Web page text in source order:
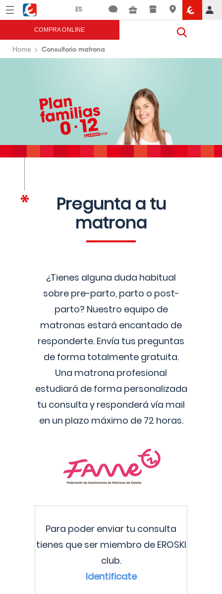
Menú Eroski
COMPRA ONLINE
Home Consultorio matrona
Pregunta a tu
matrona
¿Tienes alguna duda habitual
sobre pre-parto, parto o post-
parto? Nuestro equipo de
matronas estará encantado de
responderte. Envía tus preguntas
de forma totalmente gratuita.
Una matrona profesional
estudiará de forma personalizada
tu consulta y responderá vía mail
en un plazo máximo de 72 horas.
Para poder enviar tu consulta
tienes que ser miembro de EROSKI
club.
Identificate